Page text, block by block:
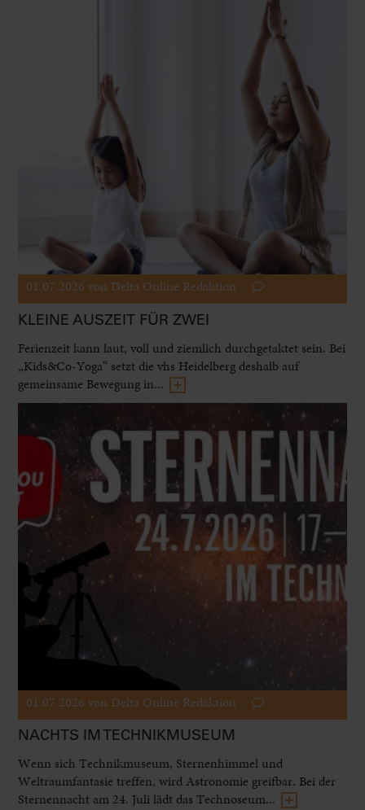
01.07.2026 von Delta Online Redaktion
KLEINE AUSZEIT FÜR ZWEI
Ferienzeit kann laut, voll und ziemlich durchgetaktet sein. Bei
„Kids&Co-Yoga“ setzt die vhs Heidelberg deshalb auf
gemeinsame Bewegung in...
01.07.2026 von Delta Online Redaktion
NACHTS IM TECHNIKMUSEUM
Wenn sich Technikmuseum, Sternenhimmel und
Weltraumfantasie treffen, wird Astronomie greifbar. Bei der
Sternennacht am 24. Juli lädt das Technoseum...